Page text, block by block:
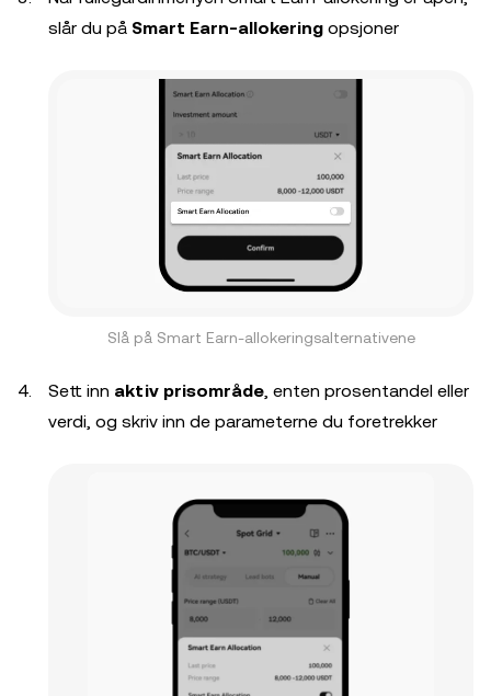
slår du på Smart Earn-allokering opsjoner
Slå på Smart Earn-allokeringsalternativene
Sett inn aktiv prisområde, enten prosentandel eller
verdi, og skriv inn de parameterne du foretrekker